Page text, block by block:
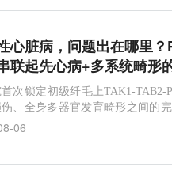
心脏病，问题出在哪里
联起先心病+多系统畸形
次锁定初级纤毛上TAK1-
、全身多器官发育畸形之间的
局限。
06